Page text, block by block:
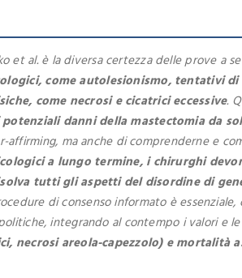
et al. è la diversa certezza delle prove a
come autolesionismo, tentativi
come necrosi e cicatrici eccessive.
danni della mastectomia da
ma anche di comprenderne e
a lungo termine, i chirurghi
tutti gli aspetti del disordine di
di consenso informato è
integrando al contempo i valori e
necrosi areola-capezzolo) e mortalità